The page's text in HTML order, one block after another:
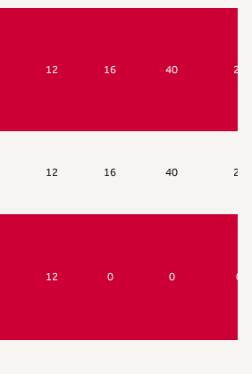
12 16 40 20
12 16 40 20
12 0 0 0